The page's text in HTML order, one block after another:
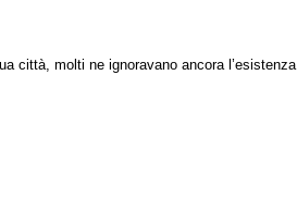
città, molti ne ignoravano ancora l’esistenza.